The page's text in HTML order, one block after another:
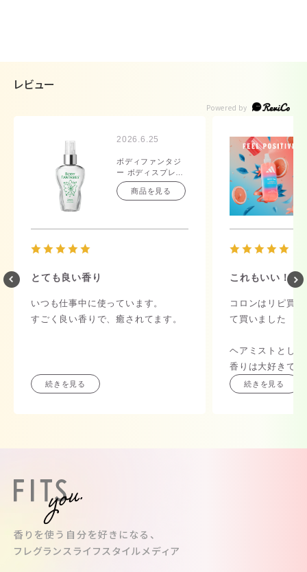
レビュー
2026.6.25
ボディファンタジ
ー ボディスプレー
ホワイトムスク
50mL商品を見る
とても良い香り
いつも仕事中に使っています。
すごく良い香りで、癒されてます。
続きを見る
これもいい！
コロンはリピ買
て買いました
ヘアミストとし
香りは大好きです
また買います
続きを見る
香りを使う自分を好きになる、
フレグランスライフスタイルメディア